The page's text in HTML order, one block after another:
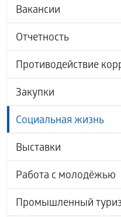
Вакансии
Отчетность
Противодействие
Закупки
Социальная жизнь
Выставки
Работа с молодёжью
Промышленный